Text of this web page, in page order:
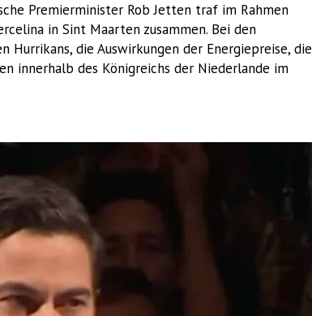
Premierminister Rob Jetten traf im Rahmen
in Sint Maarten zusammen. Bei den
Hurrikans, die Auswirkungen der Energiepreise, die
innerhalb des Königreichs der Niederlande im